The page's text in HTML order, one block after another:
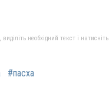
необхідний текст і
#пасха